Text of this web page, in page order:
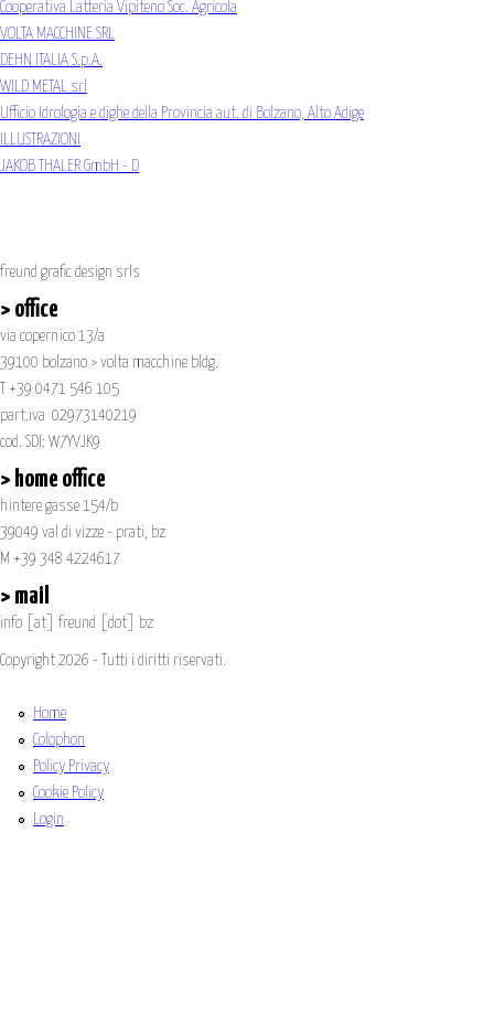
Cooperativa Latteria Vipiteno Soc. Agricola
VOLTA MACCHINE SRL
DEHN ITALIA S.p.A.
WILD METAL srl
Ufficio Idrologia e dighe della Provincia aut. di Bolzano, Alto Adige
ILLUSTRAZIONI
JAKOB THALER GmbH - D
freund grafic design srls
> office
via copernico 13/a
39100 bolzano > volta macchine bldg.
T +39 0471 546 105
part.iva 02973140219
cod. SDI: W7YVJK9
> home office
hintere gasse 154/b
39049 val di vizze - prati, bz
M +39 348 4224617
> mail
info [at] freund [dot] bz
Copyright 2026 - Tutti i diritti riservati.
Home
Colophon
Policy Privacy
Cookie Policy
Login